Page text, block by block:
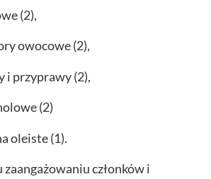
(2),
owocowe (2),
i przyprawy (2),
(2)
oleiste (1).
członków i